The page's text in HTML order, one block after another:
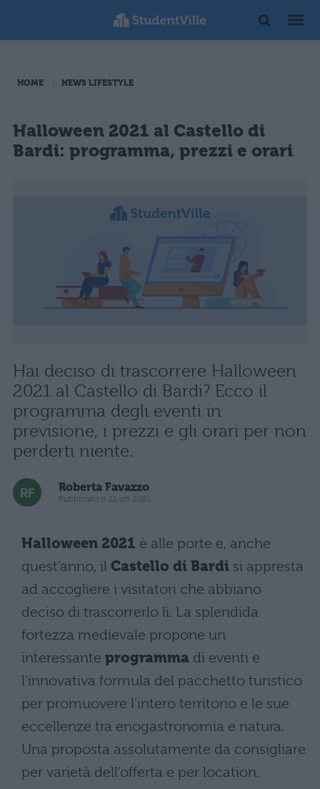
HOME NEWS LIFESTYLE
Halloween 2021 al Castello di
Bardi: programma, prezzi e orari
Hai deciso di trascorrere Halloween
2021 al Castello di Bardi? Ecco il
programma degli eventi in
previsione, i prezzi e gli orari per non
perderti niente.
Roberta Favazzo
Pubblicato il 21 ott 2021
Halloween 2021 è alle porte e, anche
quest’anno, il Castello di Bardi si appresta
ad accogliere i visitatori che abbiano
deciso di trascorrerlo lì. La splendida
fortezza medievale propone un
interessante programma di eventi e
l’innovativa formula del pacchetto turistico
per promuovere l’intero territorio e le sue
eccellenze tra enogastronomia e natura.
Una proposta assolutamente da consigliare
per varietà dell’offerta e per location.